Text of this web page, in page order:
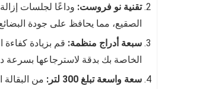
تقنية نو فروست:
الصقيع، مما يحافظ على جودة
سبعة أدراج منظمة: قم بزيادة
الخاصة بك بدقة لاسترجاعها
سعة واسعة تبلغ 300 لتر:
من